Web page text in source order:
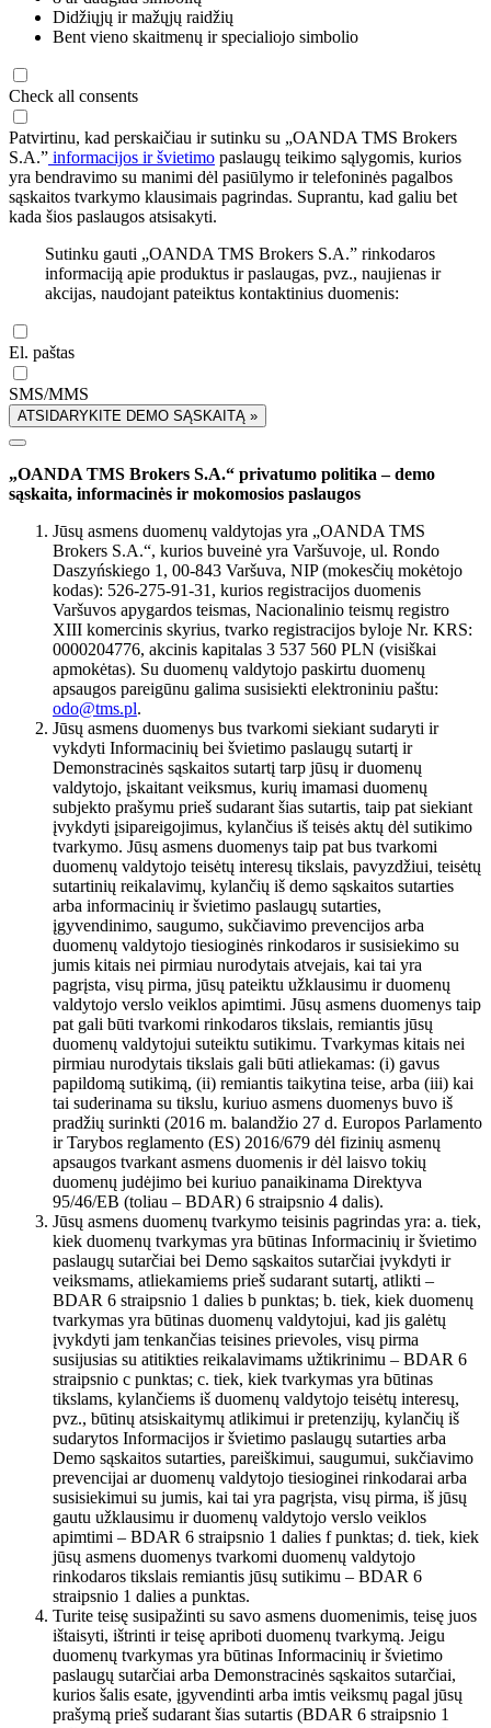
Didžiųjų ir mažųjų raidžių
Bent vieno skaitmenų ir specialiojo simbolio
Check all consents
Patvirtinu, kad perskaičiau ir sutinku su „OANDA TMS Brokers
S.A.” informacijos ir švietimo paslaugų teikimo sąlygomis, kurios
yra bendravimo su manimi dėl pasiūlymo ir telefoninės pagalbos
sąskaitos tvarkymo klausimais pagrindas. Suprantu, kad galiu bet
kada šios paslaugos atsisakyti.
Sutinku gauti „OANDA TMS Brokers S.A.” rinkodaros
informaciją apie produktus ir paslaugas, pvz., naujienas ir
akcijas, naudojant pateiktus kontaktinius duomenis:
El. paštas
SMS/MMS
ATSIDARYKITE DEMO SĄSKAITĄ »
„OANDA TMS Brokers S.A.“ privatumo politika – demo
sąskaita, informacinės ir mokomosios paslaugos
Jūsų asmens duomenų valdytojas yra „OANDA TMS
Brokers S.A.“, kurios buveinė yra Varšuvoje, ul. Rondo
Daszyńskiego 1, 00-843 Varšuva, NIP (mokesčių mokėtojo
kodas): 526-275-91-31, kurios registracijos duomenis
Varšuvos apygardos teismas, Nacionalinio teismų registro
XIII komercinis skyrius, tvarko registracijos byloje Nr. KRS:
0000204776, akcinis kapitalas 3 537 560 PLN (visiškai
apmokėtas). Su duomenų valdytojo paskirtu duomenų
apsaugos pareigūnu galima susisiekti elektroniniu paštu:
odo@tms.pl.
Jūsų asmens duomenys bus tvarkomi siekiant sudaryti ir
vykdyti Informacinių bei švietimo paslaugų sutartį ir
Demonstracinės sąskaitos sutartį tarp jūsų ir duomenų
valdytojo, įskaitant veiksmus, kurių imamasi duomenų
subjekto prašymu prieš sudarant šias sutartis, taip pat siekiant
įvykdyti įsipareigojimus, kylančius iš teisės aktų dėl sutikimo
tvarkymo. Jūsų asmens duomenys taip pat bus tvarkomi
duomenų valdytojo teisėtų interesų tikslais, pavyzdžiui, teisėtų
sutartinių reikalavimų, kylančių iš demo sąskaitos sutarties
arba informacinių ir švietimo paslaugų sutarties,
įgyvendinimo, saugumo, sukčiavimo prevencijos arba
duomenų valdytojo tiesioginės rinkodaros ir susisiekimo su
jumis kitais nei pirmiau nurodytais atvejais, kai tai yra
pagrįsta, visų pirma, jūsų pateiktu užklausimu ir duomenų
valdytojo verslo veiklos apimtimi. Jūsų asmens duomenys taip
pat gali būti tvarkomi rinkodaros tikslais, remiantis jūsų
duomenų valdytojui suteiktu sutikimu. Tvarkymas kitais nei
pirmiau nurodytais tikslais gali būti atliekamas: (i) gavus
papildomą sutikimą, (ii) remiantis taikytina teise, arba (iii) kai
tai suderinama su tikslu, kuriuo asmens duomenys buvo iš
pradžių surinkti (2016 m. balandžio 27 d. Europos Parlamento
ir Tarybos reglamento (ES) 2016/679 dėl fizinių asmenų
apsaugos tvarkant asmens duomenis ir dėl laisvo tokių
duomenų judėjimo bei kuriuo panaikinama Direktyva
95/46/EB (toliau – BDAR) 6 straipsnio 4 dalis).
Jūsų asmens duomenų tvarkymo teisinis pagrindas yra: a. tiek,
kiek duomenų tvarkymas yra būtinas Informacinių ir švietimo
paslaugų sutarčiai bei Demo sąskaitos sutarčiai įvykdyti ir
veiksmams, atliekamiems prieš sudarant sutartį, atlikti –
BDAR 6 straipsnio 1 dalies b punktas; b. tiek, kiek duomenų
tvarkymas yra būtinas duomenų valdytojui, kad jis galėtų
įvykdyti jam tenkančias teisines prievoles, visų pirma
susijusias su atitikties reikalavimams užtikrinimu – BDAR 6
straipsnio c punktas; c. tiek, kiek tvarkymas yra būtinas
tikslams, kylančiems iš duomenų valdytojo teisėtų interesų,
pvz., būtinų atsiskaitymų atlikimui ir pretenzijų, kylančių iš
sudarytos Informacijos ir švietimo paslaugų sutarties arba
Demo sąskaitos sutarties, pareiškimui, saugumui, sukčiavimo
prevencijai ar duomenų valdytojo tiesioginei rinkodarai arba
susisiekimui su jumis, kai tai yra pagrįsta, visų pirma, iš jūsų
gautu užklausimu ir duomenų valdytojo verslo veiklos
apimtimi – BDAR 6 straipsnio 1 dalies f punktas; d. tiek, kiek
jūsų asmens duomenys tvarkomi duomenų valdytojo
rinkodaros tikslais remiantis jūsų sutikimu – BDAR 6
straipsnio 1 dalies a punktas.
Turite teisę susipažinti su savo asmens duomenimis, teisę juos
ištaisyti, ištrinti ir teisę apriboti duomenų tvarkymą. Jeigu
duomenų tvarkymas yra būtinas Informacinių ir švietimo
paslaugų sutarčiai arba Demonstracinės sąskaitos sutarčiai,
kurios šalis esate, įgyvendinti arba imtis veiksmų pagal jūsų
prašymą prieš sudarant šias sutartis (BDAR 6 straipsnio 1